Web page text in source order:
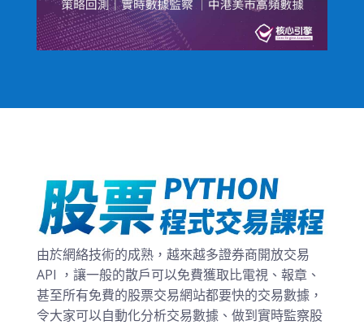
由於網絡技術的成熟，越來越多證券商開放交易
API ，讓一般的散戶可以免費獲取比電視、報章、
甚至所有免費的股票交易網站都要快的交易數據，
令大家可以自動化分析交易數據、做到實時監察股